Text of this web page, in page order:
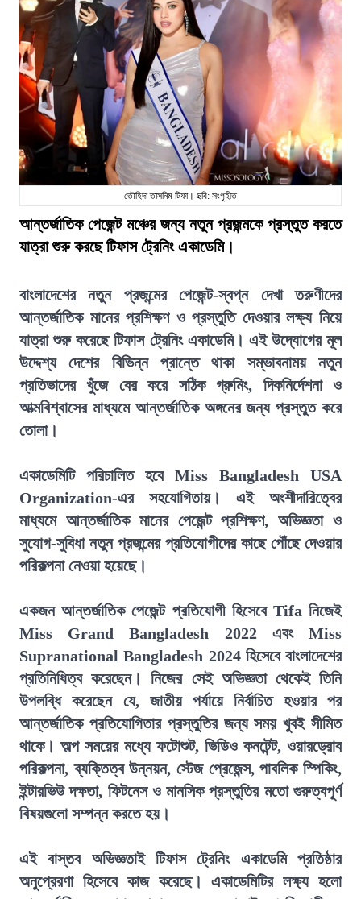
তৌহিদা তাসনিম টিফা। ছবি: সংগৃহীত
আন্তর্জাতিক পেজেন্ট মঞ্চের জন্য নতুন প্রজন্মকে প্রস্তুত করতে
যাত্রা শুরু করছে টিফাস ট্রেনিং একাডেমি।
বাংলাদেশের নতুন প্রজন্মের পেজেন্ট-স্বপ্ন দেখা তরুণীদের
আন্তর্জাতিক মানের প্রশিক্ষণ ও প্রস্তুতি দেওয়ার লক্ষ্য নিয়ে
যাত্রা শুরু করেছে টিফাস ট্রেনিং একাডেমি। এই উদ্যোগের মূল
উদ্দেশ্য দেশের বিভিন্ন প্রান্তে থাকা সম্ভাবনাময় নতুন
প্রতিভাদের খুঁজে বের করে সঠিক গ্রুমিং, দিকনির্দেশনা ও
আত্মবিশ্বাসের মাধ্যমে আন্তর্জাতিক অঙ্গনের জন্য প্রস্তুত করে
তোলা।
একাডেমিটি পরিচালিত হবে Miss Bangladesh USA
Organization-এর সহযোগিতায়। এই অংশীদারিত্বের
মাধ্যমে আন্তর্জাতিক মানের পেজেন্ট প্রশিক্ষণ, অভিজ্ঞতা ও
সুযোগ-সুবিধা নতুন প্রজন্মের প্রতিযোগীদের কাছে পৌঁছে দেওয়ার
পরিকল্পনা নেওয়া হয়েছে।
একজন আন্তর্জাতিক পেজেন্ট প্রতিযোগী হিসেবে Tifa নিজেই
Miss Grand Bangladesh 2022 এবং Miss
Supranational Bangladesh 2024 হিসেবে বাংলাদেশের
প্রতিনিধিত্ব করেছেন। নিজের সেই অভিজ্ঞতা থেকেই তিনি
উপলব্ধি করেছেন যে, জাতীয় পর্যায়ে নির্বাচিত হওয়ার পর
আন্তর্জাতিক প্রতিযোগিতার প্রস্তুতির জন্য সময় খুবই সীমিত
থাকে। অল্প সময়ের মধ্যে ফটোশুট, ভিডিও কনটেন্ট, ওয়ারড্রোব
পরিকল্পনা, ব্যক্তিত্ব উন্নয়ন, স্টেজ প্রেজেন্স, পাবলিক স্পিকিং,
ইন্টারভিউ দক্ষতা, ফিটনেস ও মানসিক প্রস্তুতির মতো গুরুত্বপূর্ণ
বিষয়গুলো সম্পন্ন করতে হয়।
এই বাস্তব অভিজ্ঞতাই টিফাস ট্রেনিং একাডেমি প্রতিষ্ঠার
অনুপ্রেরণা হিসেবে কাজ করেছে। একাডেমিটির লক্ষ্য হলো